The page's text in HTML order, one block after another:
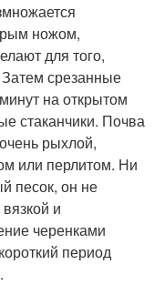
ножом,
для того,
Затем срезанные
на открытом
стаканчики. Почва
рыхлой,
или перлитом. Ни
песок, он не
и
черенками
период